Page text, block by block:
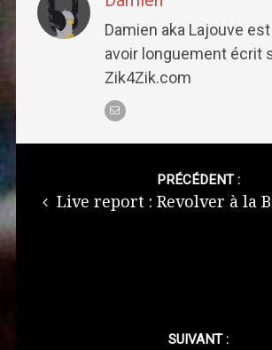
Damien aka Lajouve
avoir longuement écrit
Zik4Zik.com
navigation
PRÉCÉDENT :
Live report : Revolver à la
SUIVANT :